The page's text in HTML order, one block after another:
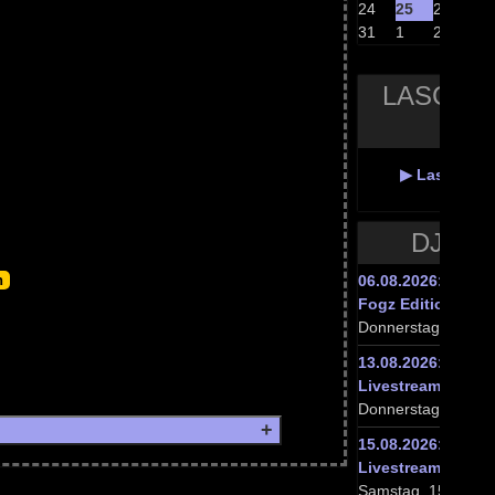
24
25 26
31
1 2
▶ Lasciva
DJ
06.08.2026:
Fogz Edition‘
Donnerstag,
13.08.2026:
Livestream
Donnerstag,
15.08.2026:
Livestream –
Samstag,